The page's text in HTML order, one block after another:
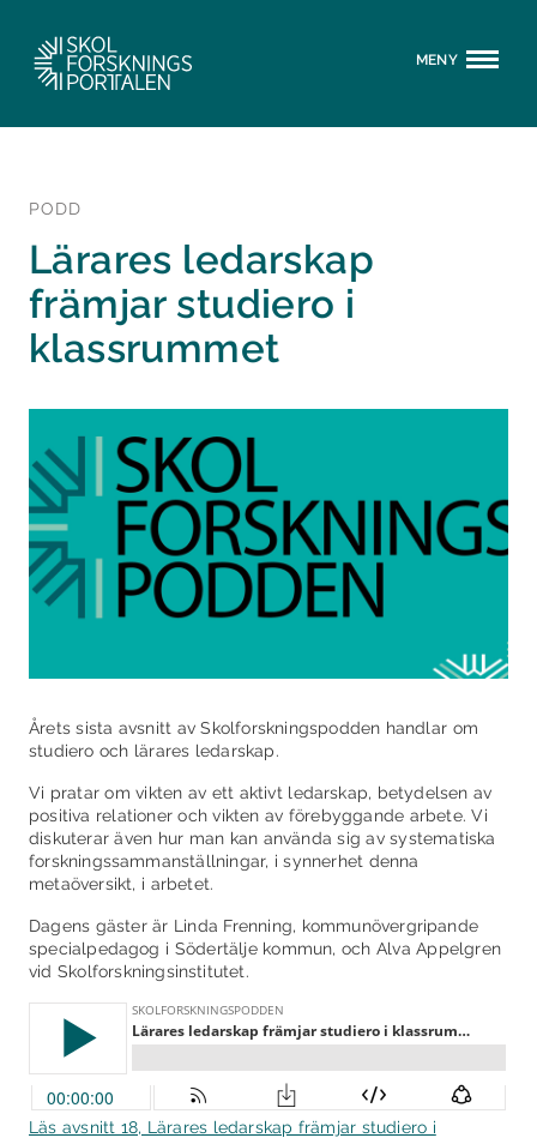
MENY
PODD
Lärares ledarskap
främjar studiero i
klassrummet
Årets sista avsnitt av Skolforskningspodden handlar om
studiero och lärares ledarskap.
Vi pratar om vikten av ett aktivt ledarskap, betydelsen av
positiva relationer och vikten av förebyggande arbete. Vi
diskuterar även hur man kan använda sig av systematiska
forskningssammanställningar, i synnerhet denna
metaöversikt, i arbetet.
Dagens gäster är Linda Frenning, kommunövergripande
specialpedagog i Södertälje kommun, och Alva Appelgren
vid Skolforskningsinstitutet.
Läs avsnitt 18, Lärares ledarskap främjar studiero i